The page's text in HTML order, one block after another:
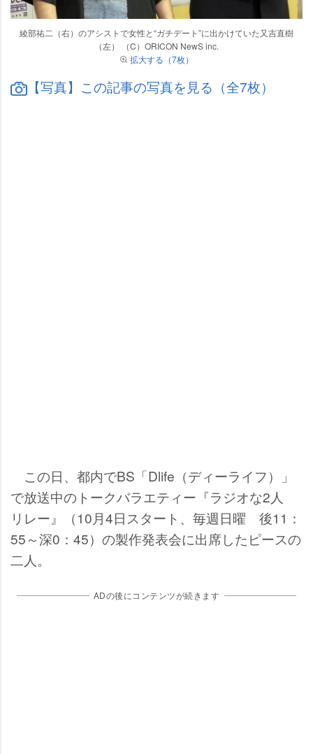
綾部祐二（右）のアシストで女性と“ガチデート”に出かけていた又吉直樹
（左） （C）ORICON NewS inc.
拡大する（7枚）
【写真】この記事の写真を見る（全7枚）
この日、都内でBS「Dlife（ディーライフ）」
で放送中のトークバラエティー『ラジオな2人
リレー』（10月4日スタート、毎週日曜 後11：
55～深0：45）の製作発表会に出席したピースの
二人。
ADの後にコンテンツが続きます